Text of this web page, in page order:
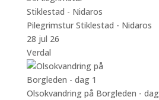
Pilegrimstur Stiklestad - Nidaros
28 jul 26
Verdal
Olsokvandring på Borgleden -